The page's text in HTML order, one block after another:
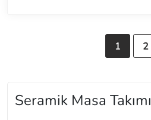
Seramik Masa Takımı
1 2